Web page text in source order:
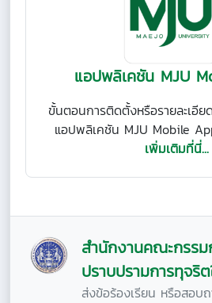
สำนักงานคณะกรร
ปราบปรามการทุจริ
ส่งข้อร้องเรียน หรือสอบ
แอปพลิเคชัน MJU
ขั้นตอนการติดตั้งหรือรายละเอีย
แอปพลิเคชัน MJU Mobile
เพิ่มเติมที่นี่...